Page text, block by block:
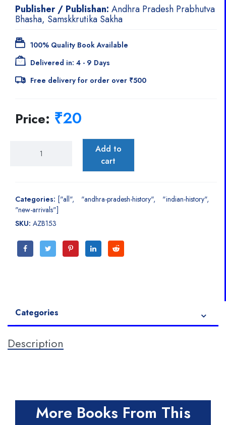
Publisher / Publishan: Andhra Pradesh Prabhutva
Bhasha, Samskkrutika Sakha
100% Quality Book Available
Delivered in: 4 - 9 Days
Free delivery for order over ₹500
Price: ₹20
Add to
cart
Categories: ["all" "andhra-pradesh-history"
"indian-history"
"new-arrivals"]
SKU: AZB153
Categories
Description
More Books From This